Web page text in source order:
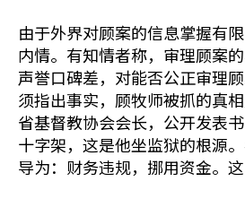
由于外界对顾案的信息掌握有
内情。有知情者称，审理顾案
声誉口碑差，对能否公正审理
须指出事实，顾牧师被抓的真
省基督教协会会长，公开发表
十字架，这是他坐监狱的根源
导为：财务违规，挪用资金。这